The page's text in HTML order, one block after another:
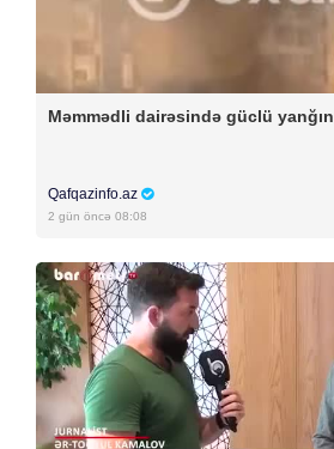
Məmmədli dairəsində güclü yanğın
Qafqazinfo.az
2 gün öncə 08:08